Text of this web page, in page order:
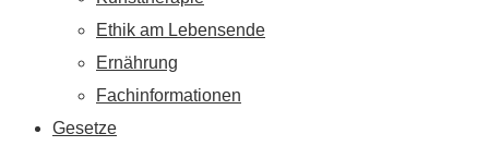
Ethik am Lebensende
Ernährung
Fachinformationen
Gesetze